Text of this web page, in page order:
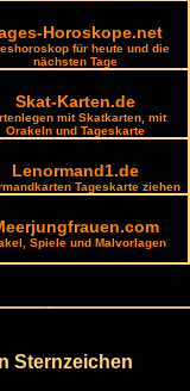
Horoskope.net
für heute und die
nächsten Tage
Skat-Karten.de
mit Skatkarten, mit
Orakeln und Tageskarte
Lenormand1.de
Tageskarte ziehen
Spiele und Malvorlagen
Sternzeichen